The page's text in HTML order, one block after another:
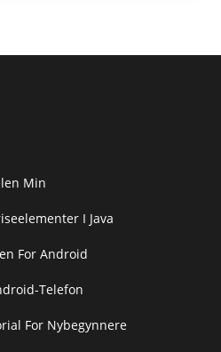
Min
I Java
For Android
Telefon
For Nybegynnere